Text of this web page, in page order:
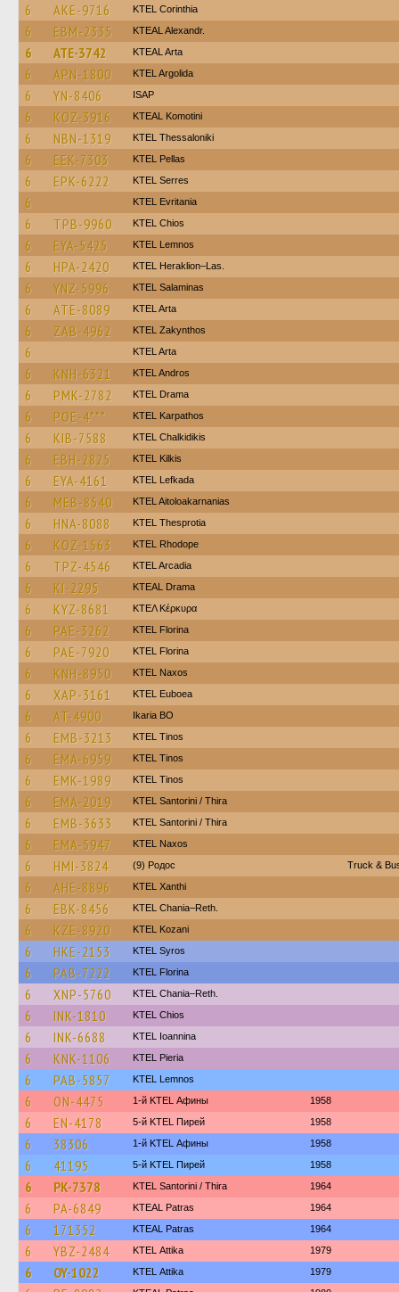
6 AKE-9716 KTEL Corinthia
6 EBM-2335 KTEAL Alexandr.
6 ATE-3742 KTEAL Arta
6 APN-1800 KTEL Argolida
6 YN-8406 ISAP
6 KOZ-3916 KTEAL Komotini
6 NBN-1319 KTEL Thessaloniki
6 EEK-7303 KTEL Pellas
6 EPK-6222 KTEL Serres
6 ΚΤΕL Evritania
6 TPB-9960 KTEL Chios
6 EYA-5425 KTEL Lemnos
6 HPA-2420 KTEL Heraklion–Las.
6 YNZ-5996 KTEL Salaminas
6 ATE-8089 KTEL Arta
6 ZAB-4962 KTEL Zakynthos
6 KTEL Arta
6 KNH-6321 KTEL Andros
6 PMK-2782 KTEL Drama
6 POE-4*** ΚΤΕL Karpathos
6 KIB-7588 ΚΤΕL Chalkidikis
6 EBH-2825 KTEL Kilkis
6 EYA-4161 KTEL Lefkada
6 MEB-8540 KTEL Aitoloakarnanias
6 HNA-8088 KTEL Thesprotia
6 KOZ-1563 KTEL Rhodope
6 TPZ-4546 KTEL Arcadia
6 KI-2295 KTEAL Drama
6 KYZ-8681 ΚΤΕΛ Κέρκυρα
6 PAE-3262 KTEL Florina
6 PAE-7920 KTEL Florina
6 KNH-8950 KTEL Naxos
6 XAP-3161 ΚΤΕL Euboea
6 AT-4900 Ikaria BO
6 EMB-3213 KTEL Tinos
6 EMA-6959 KTEL Tinos
6 EMK-1989 KTEL Tinos
6 EMA-2019 KTEL Santorini / Thira
6 EMB-3633 KTEL Santorini / Thira
6 EMA-5947 KTEL Naxos
6 HMI-3824 (9) Родос Truck &
6 AHE-8896 KTEL Xanthi
6 EBK-8456 KTEL Chania–Reth.
6 KZE-8920 ΚΤΕL Kozani
6 HKE-2153 KTEL Syros
6 PAB-7222 KTEL Florina
6 XNP-5760 KTEL Chania–Reth.
6 INK-1810 KTEL Chios
6 INK-6688 KTEL Ioannina
6 KNK-1106 KTEL Pieria
6 PAB-5857 KTEL Lemnos
6 ON-4475 1-й KTEL Афины 1958
6 EN-4178 5-й KTEL Пирей 1958
6 38306 1-й KTEL Афины 1958
6 41195 5-й KTEL Пирей 1958
6 PK-7378 KTEL Santorini / Thira 1964
6 PA-6849 KTEAL Patras 1964
6 171352 KTEAL Patras 1964
6 YBZ-2484 KΤΕL Αttika 1979
6 OY-1022 KΤΕL Αttika 1979